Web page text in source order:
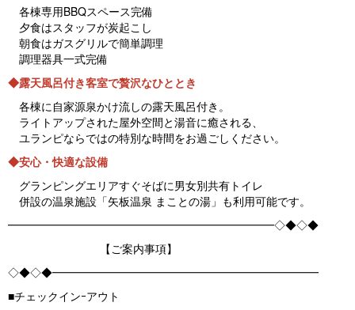
各棟専用BBQスペース完備
夕食はスタッフが炭起こし
朝食はガスグリルで簡単調理
調理器具一式完備
◆露天風呂付き客室で贅沢なひととき
各棟に自家源泉かけ流しの露天風呂付き。
ライトアップされた屋外空間と湯音に癒される、
ユランピならではの特別な時間をお過ごしください。
◆安心・快適な設備
グランピングエリアすぐそばに男女別共有トイレ
併設の温泉施設「矢板温泉 まことの湯」も利用可能です。
━━━━━━━━━━━━━━━━━━━━━━━━◇◆◇◆
【ご案内事項】
◇◆◇◆━━━━━━━━━━━━━━━━━━━━━━━━
■チェックインｰアウト